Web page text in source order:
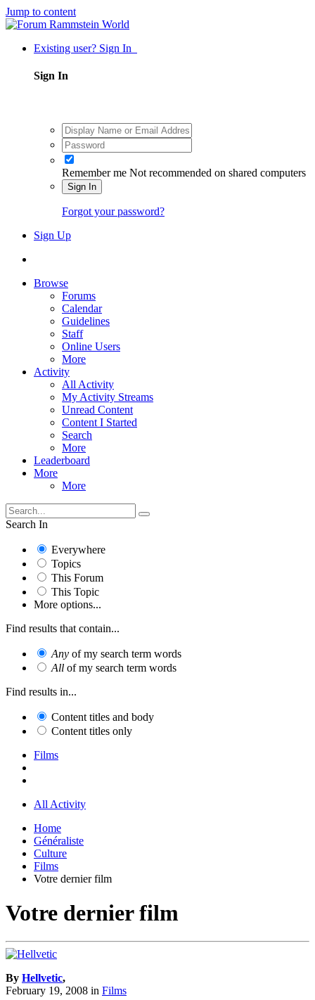
Jump to content
Existing user? Sign In
Sign In
Remember me Not recommended on shared computers
Sign In
Forgot your password?
Sign Up
Browse
Forums
Calendar
Guidelines
Staff
Online Users
More
Activity
All Activity
My Activity Streams
Unread Content
Content I Started
Search
More
Leaderboard
More
More
Search In
Everywhere
Topics
This Forum
This Topic
More options...
Find results that contain...
Any of my search term words
All of my search term words
Find results in...
Content titles and body
Content titles only
Films
All Activity
Home
Généraliste
Culture
Films
Votre dernier film
Votre dernier film
By Hellvetic,
February 19, 2008 in Films